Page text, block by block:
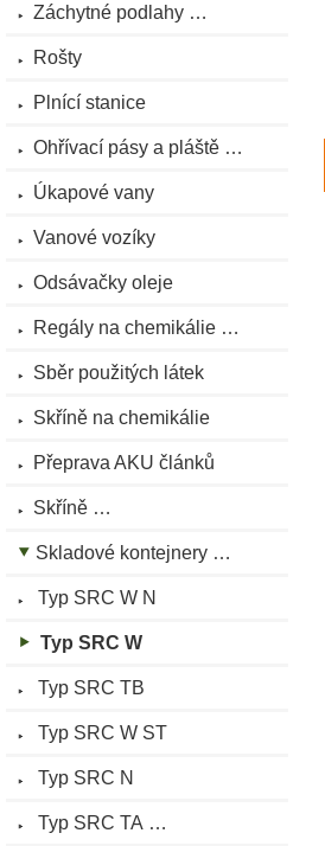
Záchytné podlahy …
Rošty
Plnící stanice
Ohřívací pásy a pláště …
Úkapové vany
Vanové vozíky
Odsávačky oleje
Regály na chemikálie …
Sběr použitých látek
Skříně na chemikálie
Přeprava AKU článků
Skříně …
Skladové kontejnery …
Typ SRC W N
Typ SRC W
Typ SRC TB
Typ SRC W ST
Typ SRC N
Typ SRC TA …